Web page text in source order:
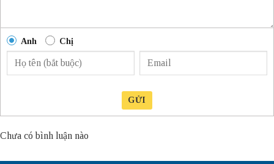
Anh Chị
GỬI
Chưa có bình luận nào